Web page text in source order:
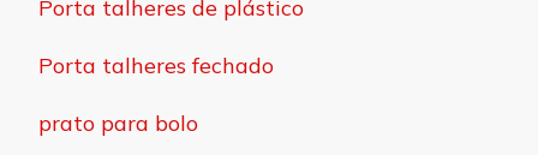
Porta talheres de plástico
Porta talheres fechado
prato para bolo